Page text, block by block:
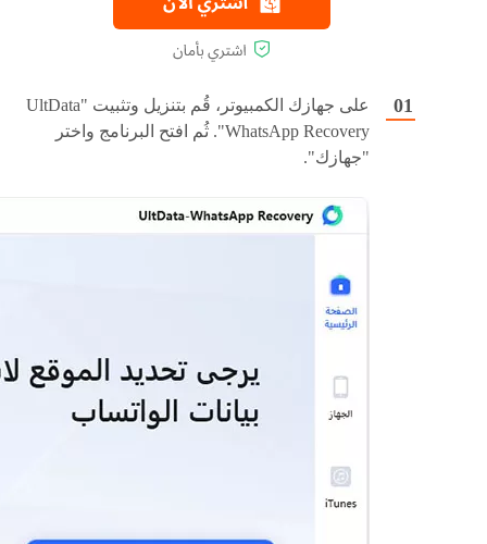
على جهازك الكمبيوتر، قُم بتنزيل وتثبيت "UltData
WhatsApp Recovery". ثُم افتح البرنامج واختر
"جهازك".